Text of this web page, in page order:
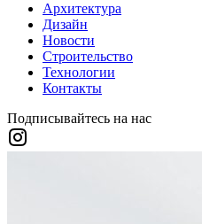
Архитектура
Дизайн
Новости
Строительство
Технологии
Контакты
Подписывайтесь на нас